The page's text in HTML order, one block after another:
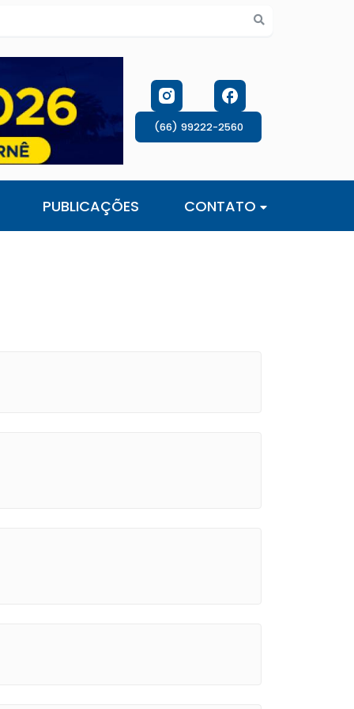
(66) 99222-2560
PUBLICAÇÕES CONTATO